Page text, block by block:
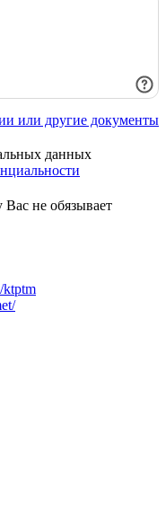
или другие документы
данных
Вас не обязывает
ktptm